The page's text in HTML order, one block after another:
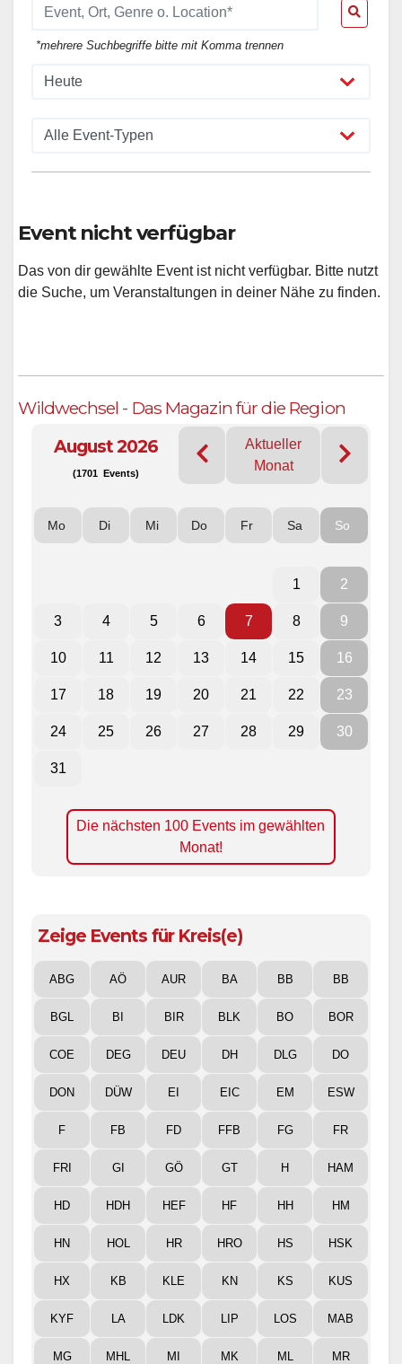
*mehrere Suchbegriffe bitte mit Komma trennen
Event nicht verfügbar
Das von dir gewählte Event ist nicht verfügbar. Bitte nutzt
die Suche, um Veranstaltungen in deiner Nähe zu finden.
Wildwechsel - Das Magazin für die Region
August 2026
(1701 Events)
Aktueller
Monat
Mo Di Mi Do Fr Sa So
1 2
3 4 5 6 7 8 9
10 11 12 13 14 15 16
17 18 19 20 21 22 23
24 25 26 27 28 29 30
31
Die nächsten 100 Events im gewählten
Monat!
Zeige Events für Kreis(e)
ABG AÖ AUR BA BB BB
BGL BI BIR BLK BO BOR
COE DEG DEU DH DLG DO
DON DÜW EI EIC EM ESW
F FB FD FFB FG FR
FRI GI GÖ GT H HAM
HD HDH HEF HF HH HM
HN HOL HR HRO HS HSK
HX KB KLE KN KS KUS
KYF LA LDK LIP LOS MAB
MG MHL MI MK ML MR